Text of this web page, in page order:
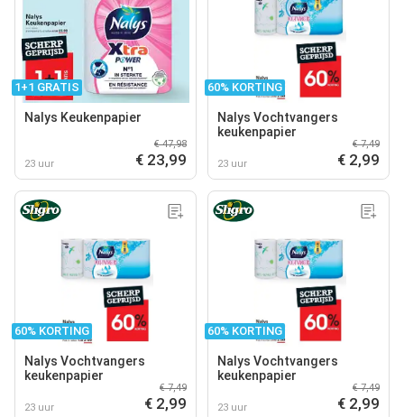
1+1 GRATIS
Nalys Keukenpapier
23 uur
€ 47,98
€ 23,99
60% KORTING
Nalys Vochtvangers
keukenpapier
23 uur
€ 7,49
€ 2,99
60% KORTING
Nalys Vochtvangers
keukenpapier
23 uur
€ 7,49
€ 2,99
60% KORTING
Nalys Vochtvangers
keukenpapier
23 uur
€ 7,49
€ 2,99